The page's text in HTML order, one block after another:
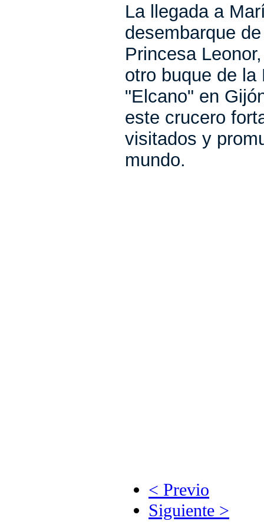
La llegada a
desembarque
Princesa
otro buque de la
"Elcano" en
este crucero
visitados y
mundo.
< Previo
Siguiente >